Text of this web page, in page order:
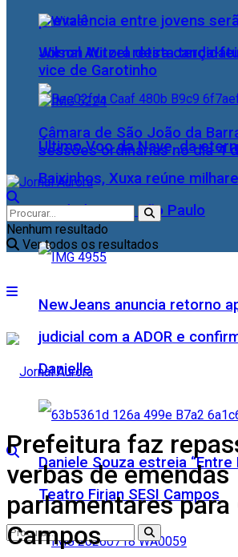
prevalência entre jovens
Jornal Aurora desta terça-
Último Voo da Nave, da
Baixinhos, Xuxa reúne
as idades, em São Paulo
NewJeans anuncia retorno
judicial com a ADOR e
Danielle
Daniele Souza estreia “Entre
Teatro Firjan SESI Campos
Wilson Witzel retira
vice de Garotinho
Câmara de São João da
sessões ordinárias no dia 4
Nenhum resultado
Ver todos os resultados
Prefeitura faz
verbas de emendas
parlamentares para
Campos